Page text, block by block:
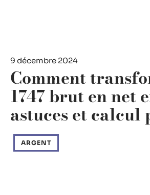
9 décembre 2024
Comment
1747 brut en net
astuces et calcul
ARGENT